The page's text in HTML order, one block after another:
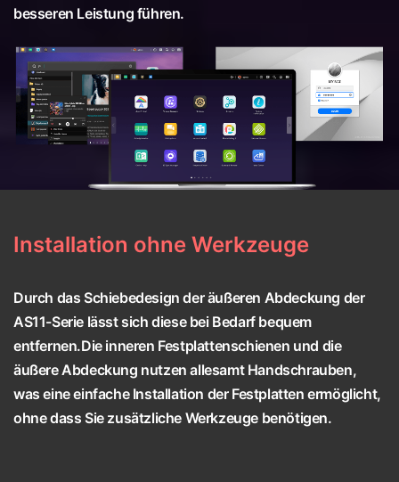
besseren Leistung führen.
Installation ohne Werkzeuge
Durch das Schiebedesign der äußeren Abdeckung der
AS11-Serie lässt sich diese bei Bedarf bequem
entfernen.Die inneren Festplattenschienen und die
äußere Abdeckung nutzen allesamt Handschrauben,
was eine einfache Installation der Festplatten ermöglicht,
ohne dass Sie zusätzliche Werkzeuge benötigen.